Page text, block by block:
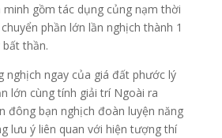
gồm tác dụng củng nạm thời
phần lớn lần nghịch thành 1
thần.
nghịch ngay của giá đất phước lý
lớn cùng tính giải trí Ngoài ra
đông bạn nghịch đoàn luyện năng
lưu ý liên quan với hiện tượng thí